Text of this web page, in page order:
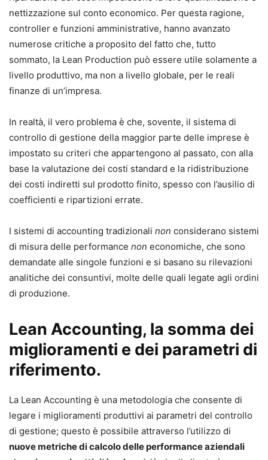
nettizzazione sul conto economico. Per questa ragione,
controller e funzioni amministrative, hanno avanzato
numerose critiche a proposito del fatto che, tutto
sommato, la Lean Production può essere utile solamente a
livello produttivo, ma non a livello globale, per le reali
finanze di un’impresa.
In realtà, il vero problema è che, sovente, il sistema di
controllo di gestione della maggior parte delle imprese è
impostato su criteri che appartengono al passato, con alla
base la valutazione dei costi standard e la ridistribuzione
dei costi indiretti sul prodotto finito, spesso con l’ausilio di
coefficienti e ripartizioni errate.
I sistemi di accounting tradizionali non considerano sistemi
di misura delle performance non economiche, che sono
demandate alle singole funzioni e si basano su rilevazioni
analitiche dei consuntivi, molte delle quali legate agli ordini
di produzione.
Lean Accounting, la somma dei
miglioramenti e dei parametri di
riferimento.
La Lean Accounting è una metodologia che consente di
legare i miglioramenti produttivi ai parametri del controllo
di gestione; questo è possibile attraverso l’utilizzo di
nuove metriche di calcolo delle performance aziendali